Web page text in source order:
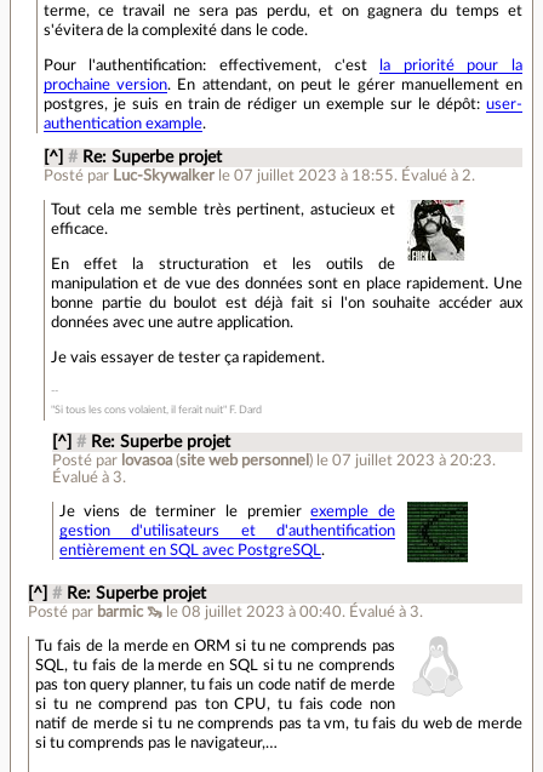
terme, ce travail ne sera pas perdu, et on gagnera du temps et
s'évitera de la complexité dans le code.
Pour l'authentification: effectivement, c'est
la priorité pour la
prochaine version. En attendant, on peut le gérer manuellement en
postgres, je suis en train de rédiger un exemple sur le dépôt: user-
authentication example.
[^] # Re: Superbe projet
Posté par Luc-Skywalker le 07 juillet 2023 à 18:55. Évalué à 2.
Tout cela me semble très pertinent, astucieux et
efficace.
En effet la structuration et les outils de
manipulation et de vue des données sont en place rapidement. Une
bonne partie du boulot est déjà fait si l'on souhaite accéder aux
données avec une autre application.
Je vais essayer de tester ça rapidement.
"Si tous les cons volaient, il ferait nuit" F. Dard
[^] # Re: Superbe projet
Posté par lovasoa(site web personnel ) le 07 juillet 2023 à 20:23.
Évalué à 3.
Je viens de terminer le premierexemple de
gestion d'utilisateurs et d'authentification
entièrement en SQL avec PostgreSQL
.
[^] # Re: Superbe projet
Posté par barmic 🦦 le 08 juillet 2023 à 00:40. Évalué à 3.
Tu fais de la merde en ORM si tu ne comprends pas
SQL, tu fais de la merde en SQL si tu ne comprends
pas ton query planner, tu fais un code natif de merde
si tu ne comprend pas ton CPU, tu fais code non
natif de merde si tu ne comprends pas ta vm, tu fais du web de merde
si tu comprends pas le navigateur,…